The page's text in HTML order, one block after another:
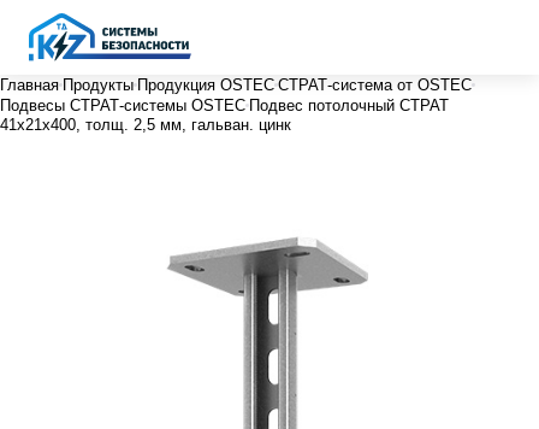
Главная Продукты Продукция OSTEC СТРАТ-система от OSTEC
Подвесы СТРАТ-системы OSTEC Подвес потолочный СТРАТ
41х21х400, толщ. 2,5 мм, гальван. цинк